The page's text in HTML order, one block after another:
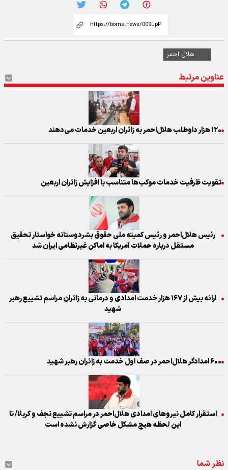
هلال احمر
عناوین مرتبط
۱۲۰ هزار داوطلب هلال‌احمر به زائران اربعین خدمات می‌دهند
تقویت ظرفیت خدمات موکب‌ها متناسب با افزایش زائران اربعین
رئیس هلال‌احمر و رئیس کمیته ملی حقوق بشردوستانه خواستار تحقیق
مستقل درباره حملات آمریکا به اماکن غیرنظامی ایران شد
ارائه بیش از ۱۶۷ هزار خدمت امدادی و درمانی به زائران مراسم تشییع رهبر
شهید
۶۰۰ امدادگر هلال‌احمر در صف اول خدمت به زائران رهبر شهید
استقرار کامل نیرو‌های امدادی هلال‌احمر در مراسم تشییع نجف و کربلا/ تا
این لحظه هیچ مشکل خاصی گزارش نشده است
نظر شما